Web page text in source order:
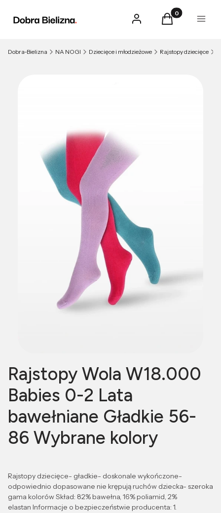
Zaloguj sięProdukty w
Koszyk Menu
Dobra-Bielizna NA NOGI Dziecięce i młodzieżowe Rajstopy dziecięce
Rajstopy Wola W18.000
Babies 0-2 Lata
bawełniane Gładkie 56-
86 Wybrane kolory
Rajstopy dziecięce- gładkie- doskonale wykończone-
odpowiednio dopasowane nie krępują ruchów dziecka- szeroka
gama kolorów Skład: 82% bawełna, 16% poliamid, 2%
elastan Informacje o bezpieczeństwie producenta: 1.